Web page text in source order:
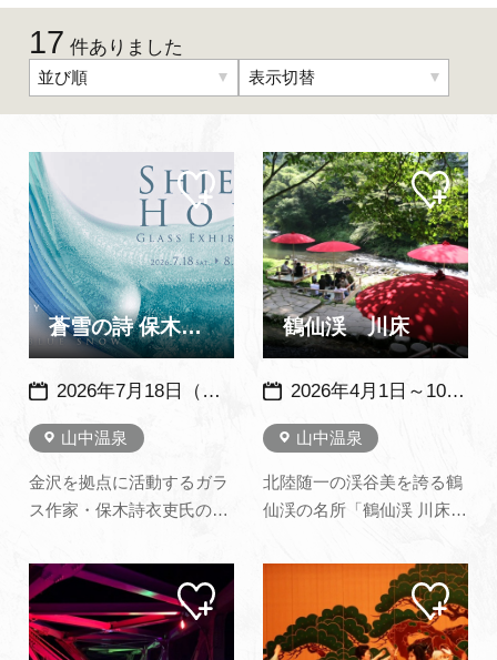
お知らせ
動画を見る
パンフレットダウンロード
写真ダウンロード
プライバシーポリシー
17 件ありました
並び順 表示切替
蒼雪の詩 保木詩衣吏 硝子展 ～ 加賀依緑園 ～
山中温泉
2026年7月18日（土）～8月17日（月）
金沢を拠点に活動するガラ
ス作家・保木詩衣吏氏の個
雪の詩-」を開催します。本
展では、独自の感性で生み
出されたオブジェや花器、
酒器、器などを展示しま
マイ
ペー
ジに
追加
鶴仙渓 川床
山中温泉
2026年4月1日～10月31日 9：30～16：00 11月1日～11月30日 10：00～15：00 ※雨天及び河川の増水時は中止となります。※メンテナンス休業期間あり
北陸随一の渓谷美を誇る鶴
仙渓の名所「鶴仙渓 川床」
の流れ、野鳥のさえず
り…。清らかな川のせせら
ぎを耳に、春は新緑、秋は
紅葉を眺めながら、ここに
マイ
ペー
ジに
追加
マイ
ペー
ジに
追加
マイ
ペー
ジに
追加